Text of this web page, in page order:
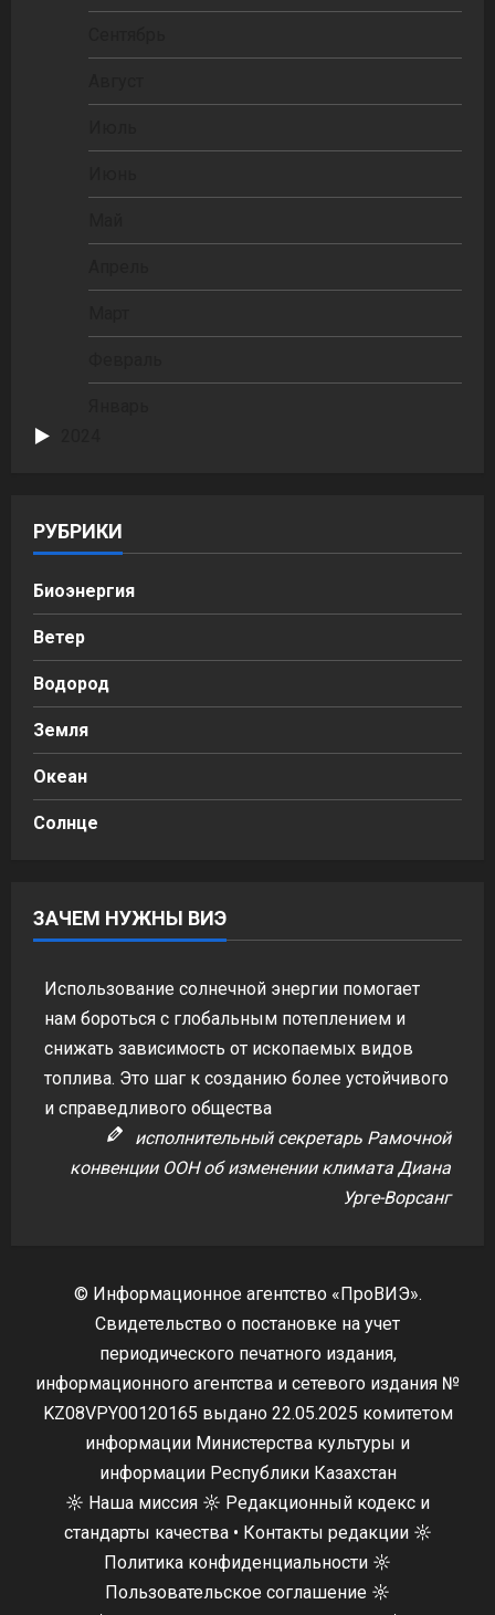
РУБРИКИ
Биоэнергия
Ветер
Водород
Земля
Океан
Солнце
ЗАЧЕМ НУЖНЫ ВИЭ
Использование солнечной энергии помогает
нам бороться с глобальным потеплением и
снижать зависимость от ископаемых видов
топлива. Это шаг к созданию более устойчивого
и справедливого общества
исполнительный секретарь Рамочной
конвенции ООН об изменении климата Диана
Урге-Ворсанг
© Информационное агентство «ПроВИЭ».
Свидетельство о постановке на учет
периодического печатного издания,
информационного агентства и сетевого издания №
KZ08VPY00120165 выдано 22.05.2025 комитетом
информации Министерства культуры и
информации Республики Казахстан
☼ Наша миссия ☼ Редакционный кодекс и
стандарты качества• Контакты редакции☼
Политика конфиденциальности ☼
Пользовательское соглашение ☼